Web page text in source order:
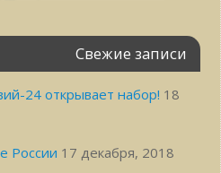
Свежие записи
24 открывает набор! 18
России 17 декабря, 2018